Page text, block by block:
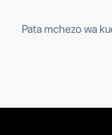
Pata mchezo wa